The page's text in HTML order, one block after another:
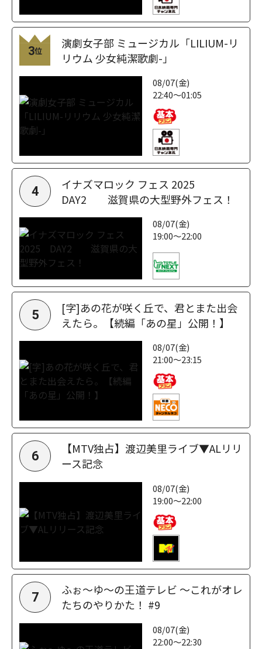
3位
演劇女子部 ミュージカル「LILIUM-リ
リウム 少女純潔歌劇-」
08/07(金)
22:40～01:05
4
イナズマロック フェス 2025
DAY2 滋賀県の大型野外フェス！
08/07(金)
19:00～22:00
5
[字]あの花が咲く丘で、君とまた出会
えたら。【続編「あの星」公開！】
08/07(金)
21:00～23:15
6
【MTV独占】渡辺美里ライブ▼ALリリ
ース記念
08/07(金)
19:00～22:00
7
ふぉ～ゆ～の王道テレビ ～これがオレ
たちのやりかた！ #9
08/07(金)
22:00～22:30